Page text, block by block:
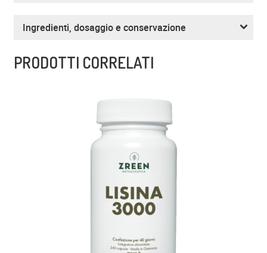
Ingredienti, dosaggio e conservazione
PRODOTTI CORRELATI